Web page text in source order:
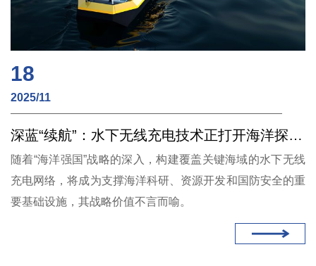
18
2025/11
深蓝“续航”：水下无线充电技术正打开海洋探测的长期观测之门
随着“海洋强国”战略的深入，构建覆盖关键海域的水下无线
充电网络，将成为支撑海洋科研、资源开发和国防安全的重
要基础设施，其战略价值不言而喻。